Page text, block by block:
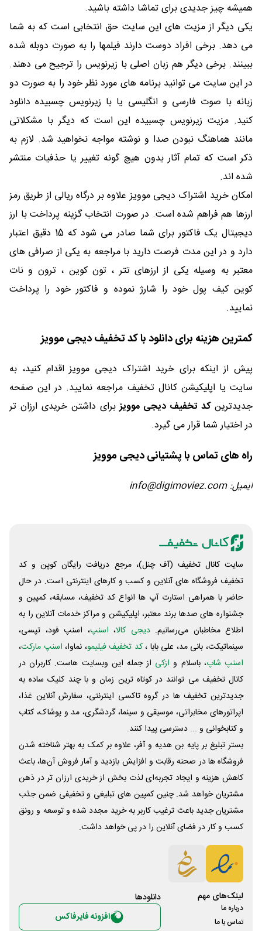
همیشه چیز جدیدی برای تماشا داشته باشید.
یکی دیگر از مزیت های این سایت حق انتخابی است که به شما
می دهد. برخی افراد دوست دارند فیلمها را به صورت دوبله شده
ببینند. برخی دیگر هم زبان اصلی با زیرنویس را ترجیح می دهند.
در این سایت می توانید برنامه های مورد نظر خود را به صورت دو
زبانه با صوت فارسی و انگلیسی یا با زیرنویس چسبیده دانلود
کنید. مزیت زیرنویس چسبیده این است که دیگر با مشکلاتی
مانند هماهنگ نبودن صدا و نوشته مواجه نخواهید شد. لازم به
ذکر است که تمام آثار بدون هیچ گونه تغییر یا حذفیات منتشر
شده اند.
امکان خرید اشتراک دیجی موویز علاوه بر درگاه ریالی از طریق رمز
ارزها هم فراهم شده است. در صورت انتخاب گزینه پرداخت با ارز
دیجیتال یک فاکتور برای شما صادر می شود که 15 دقیق اعتبار
دارد و در این مدت فرصت دارید با مراجعه به یکی از صرافی های
معتبر به وسیله یکی از ارزهای تتر ، تون کوین ، ترون و نات
کوین کیف پول خود را شارژ نموده و فاکتور خود را پرداخت
نمایید.
کمترین هزینه برای دانلود با کد تخفیف دیجی موویز
پیش از اینکه برای خرید اشتراک دیجی موویز اقدام کنید، به
سایت یا اپلیکیشن کانال تخفیف مراجعه نمایید. در این صفحه
جدیدترینکد تخفیف دیجی موویزبرای داشتن خریدی ارزان تر
در اختیار شما قرار می گیرد.
راه های تماس با پشتیانی دیجی موویز
ایمیل: info@digimoviez.com
سایت کانال تخفیف (آف چنل)، مرجع دریافت رایگان کوپن و کد
تخفیف فروشگاه های آنلاین و کسب و‌ کارهای اینترنتی است. در حال
حاضر با همراهی استارت آپ ها انواع کد تخفیف، مسابقه، کمپین و
جشنواره های صدها برند معتبر، اپلیکیشن و مراکز خدمات آنلاین را به
اطلاع مخاطبان می‌رسانیم. دیجی کالا، اسنپ، اسنپ فود، تپسی،
سینماتیکت، بانی مد، علی‌ بابا ،کد تخفیف فیلیمو، نماوا، اسنپ مارکت،
اسنپ شاپ، باسلام و ازکی از جمله این وبسایت ‌هاست. کاربران در
کانال تخفیف می توانند در کوتاه ترین زمان و با چند کلیک ساده به
جدیدترین تخفیف ها در گروه تاکسی اینترنتی، سفارش آنلاین غذا،
اپراتورهای مخابراتی، موسیقی و سینما، گردشگری، مد و پوشاک، کتاب
و کتابخوانی و ... دسترسی پیدا کنند.
بستر تبلیغ بر پایه بن هدیه و آفر، علاوه بر کمک به بهتر شناخته شدن
فروشگاه ها در صحنه رقابت و افزایش بازدید و آمار فروش آن‌ها، باعث
کاهش هزینه و ایجاد تجربه‌ای لذت بخش از خریدی ارزان تر در ذهن
مشتریان خواهد شد. چنین کمپین های تبلیغی و تخفیفی ضمن جذب
مشتریان جدید باعث ترغیب کاربر به خرید مجدد شده و توسعه و رونق
کسب و کار در فضای آنلاین را در پی خواهد داشت.
لینک‌های مهم
درباره ما
تماس با ما
دانلود‌ها
افزونه فایرفاکس